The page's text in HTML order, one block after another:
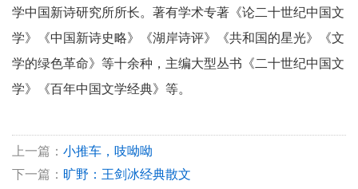
学中国新诗研究所所长。著有学术专著《论二十世纪中国文
学》《中国新诗史略》《湖岸诗评》《共和国的星光》《文
学的绿色革命》等十余种，主编大型丛书《二十世纪中国文
学》《百年中国文学经典》等。
上一篇： 小推车，吱呦呦
下一篇： 旷野：王剑冰经典散文